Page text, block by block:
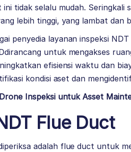
ini tidak selalu mudah.
lebih tinggi, yang lambat dan
penyedia layanan inspeksi
untuk mengakses
efisiensi waktu dan
kondisi aset dan
Inspeksi untuk Asset
Flue Duct
adalah flue duct untuk